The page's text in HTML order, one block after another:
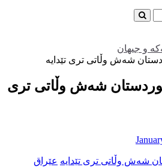
و جیهان
شه‌ش وڵاتى ترى تێدایه‌
شه‌ش وڵاتى ترى
عێراق